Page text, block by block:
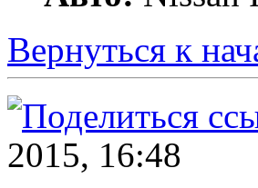
Вернуться к
2015, 16:48